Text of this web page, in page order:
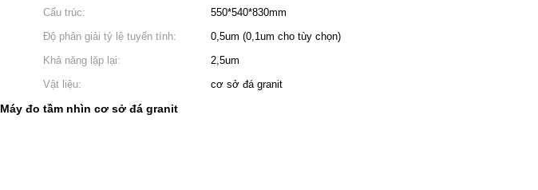
Cấu trúc:
550*540*830mm
Độ phân giải tỷ lệ tuyến tính:
0,5um (0,1um cho tùy chọn)
Khả năng lặp lại:
2,5um
Vật liệu:
cơ sở đá granit
Máy đo tầm nhìn cơ sở đá granit